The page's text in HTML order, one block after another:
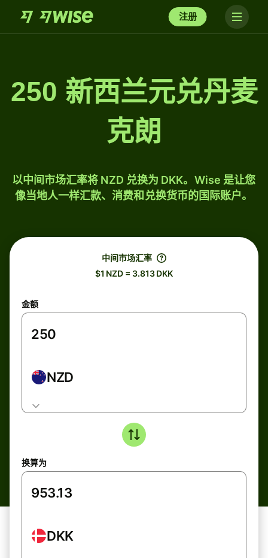
注册
250 新西兰元兑丹麦
克朗
以中间市场汇率将 NZD 兑换为 DKK。Wise 是让您
像当地人一样汇款、消费和兑换货币的国际账户。
中间市场汇率
$1 NZD = 3.813 DKK
金额
NZD
换算为
DKK